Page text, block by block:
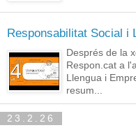
Responsabilitat Social i
Després de la
Respon.cat a
Llengua i
resum...
23.2.26